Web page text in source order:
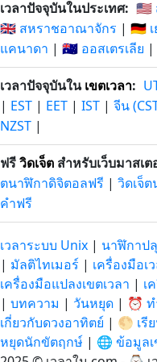
เวลาปัจจุบันในประเทศ: 🇺🇸
🇬🇧 สหราชอาณาจักร | 🇩🇪
แคนาดา | 🇦🇺 ออสเตรเลีย |
เวลาปัจจุบันในเขตเวลา:
| EST | EET | IST | จีน
NZST |
ฟรีวิดเจ็ต สำหรับเว็บมาสเต
ตนาฬิกาดิจิตอลฟรี | วิดเจ็
คำฟรี
เวลาระบบ Unix | นาฬิกาป
| มัลติไทเมอร์ | เครื่องมือเ
เครื่องมือแปลงเขตเวลา | เ
| บทความ | วันหยุด | ⏰ ท
เกี่ยวกับดวงอาทิตย์ | 🌕 เรี
หยุดนักขัตฤกษ์ | 🌐 ข้อมูลเ